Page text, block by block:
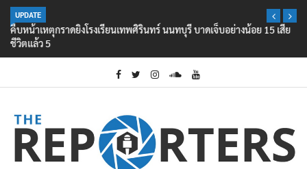
UPDATE
คืบหน้าเหตุกราดยิงโรงเรียนเทพศิรินทร์ นนทบุรี บาดเจ็บอย่างน้อย 15 เสีย
ชีวิตแล้ว 5